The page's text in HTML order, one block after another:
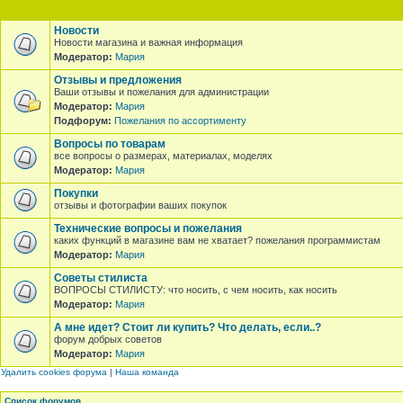
Новости
Новости магазина и важная информация
Модератор: Мария
Отзывы и предложения
Ваши отзывы и пожелания для администрации
Модератор: Мария
Подфорум: Пожелания по ассортименту
Вопросы по товарам
все вопросы о размерах, материалах, моделях
Модератор: Мария
Покупки
отзывы и фотографии ваших покупок
Технические вопросы и пожелания
каких функций в магазине вам не хватает? пожелания программистам
Модератор: Мария
Советы стилиста
ВОПРОСЫ СТИЛИСТУ: что носить, с чем носить, как носить
Модератор: Мария
А мне идет? Стоит ли купить? Что делать, если..?
форум добрых советов
Модератор: Мария
Удалить cookies форума | Наша команда
Список форумов